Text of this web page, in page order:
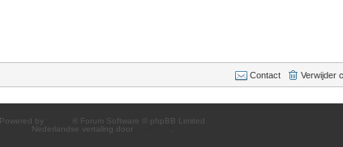
Verwijder
Contact
Powered by
® Forum Software © phpBB Limited
Nederlandse vertaling door
.